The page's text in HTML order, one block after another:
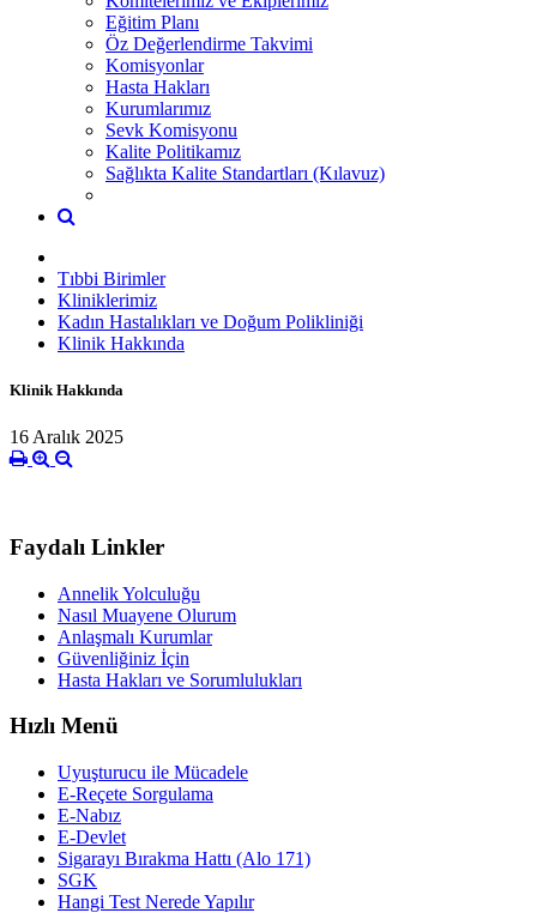
Eğitim Planı
Öz Değerlendirme Takvimi
Komisyonlar
Hasta Hakları
Kurumlarımız
Sevk Komisyonu
Kalite Politikamız
Sağlıkta Kalite Standartları (Kılavuz)
Tıbbi Birimler
Kliniklerimiz
Kadın Hastalıkları ve Doğum Polikliniği
Klinik Hakkında
Klinik Hakkında
16 Aralık 2025
Faydalı Linkler
Annelik Yolculuğu
Nasıl Muayene Olurum
Anlaşmalı Kurumlar
Güvenliğiniz İçin
Hasta Hakları ve Sorumlulukları
Hızlı Menü
Uyuşturucu ile Mücadele
E-Reçete Sorgulama
E-Nabız
E-Devlet
Sigarayı Bırakma Hattı (Alo 171)
SGK
Hangi Test Nerede Yapılır